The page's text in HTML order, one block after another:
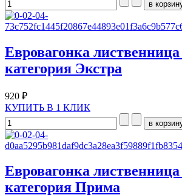
Евровагонка лиственница
категория Экстра
920 ₽
КУПИТЬ В 1 КЛИК
Евровагонка лиственница
категория Прима